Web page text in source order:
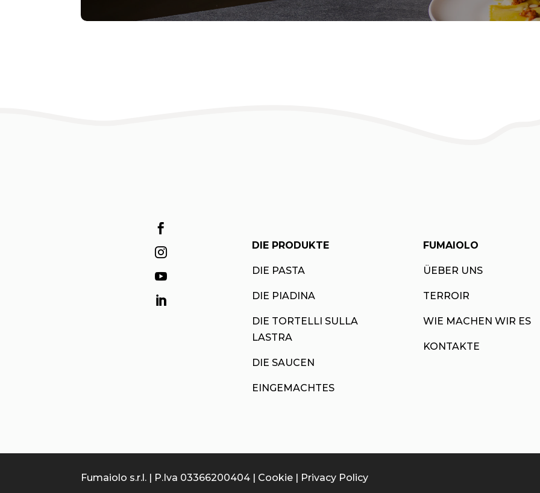




DIE PRODUKTE
DIE PASTA
DIE PIADINA
DIE TORTELLI SULLA
LASTRA
DIE SAUCEN
EINGEMACHTES
FUMAIOLO
ÜEBER UNS
TERROIR
WIE MACHEN WIR ES
KONTAKTE
Fumaiolo s.r.l. | P.Iva 03366200404 | Cookie | Privacy Policy